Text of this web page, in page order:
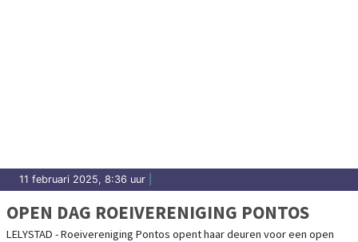
11 februari 2025, 8:36 uur
OPEN DAG ROEIVERENIGING PONTOS
LELYSTAD - Roeivereniging Pontos opent haar deuren voor een open